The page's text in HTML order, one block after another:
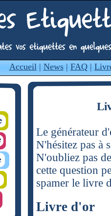
Accueil| News| FAQ|
Le générateur
N'hésitez pas à
N'oubliez pas
cette question
spamer le livre
Livre d'or